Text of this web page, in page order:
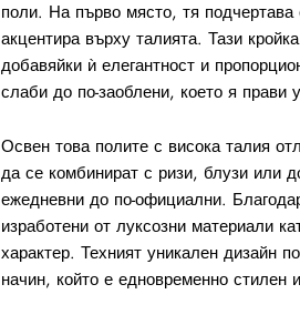
поли. На първо място, тя
акцентира върху талията. Тази
добавяйки ѝ елегантност и
слаби до по-заоблени, което я прави
Освен това полите с висока талия
да се комбинират с ризи, блузи или
ежедневни до по-официални.
изработени от луксозни материали
характер. Техният уникален дизайн
начин, който е едновременно стилен